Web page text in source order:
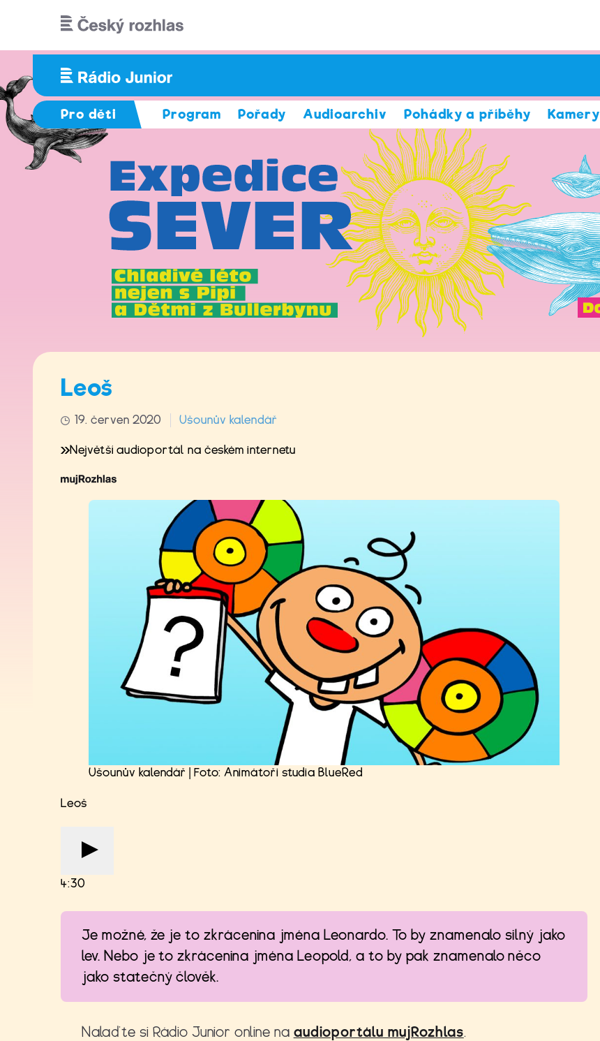
Pro děti Program Pořady Audioarchiv Pohádky a příběhy Kamery
Leoš
19. červen 2020 Ušounův kalendář
Největší audioportál na českém internetu
Ušounův kalendář | Foto: Animátoři studia BlueRed
Leoš
4:30
Je možné, že je to zkrácenina jména Leonardo. To by znamenalo silný jako
lev. Nebo je to zkrácenina jména Leopold, a to by pak znamenalo něco
jako statečný člověk.
Nalaďte si Rádio Junior online na audioportálu mujRozhlas.